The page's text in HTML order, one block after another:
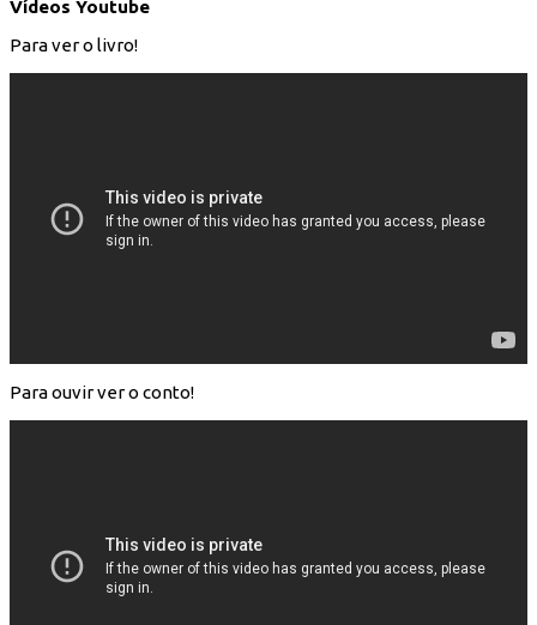
Vídeos Youtube
Para ver o livro!
Para ouvir ver o conto!